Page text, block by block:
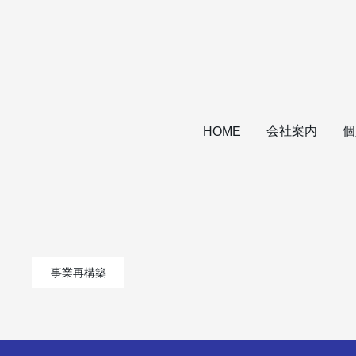
HOME 会社案内
事業再構築